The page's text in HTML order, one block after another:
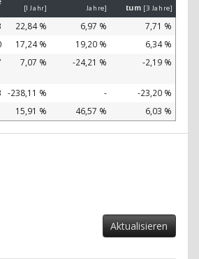
[1 Jahr]
Jahre]
tum [3 Jahre]
22,84 % 6,97 %
7,71 %
17,24 % 19,20 %
6,34 %
7,07 % -24,21 % -2,19 %
-238,11 % -
-23,20 %
15,91 % 46,57 % 6,03 %
Aktualisieren